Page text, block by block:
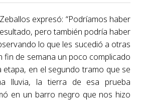
expresó: “Podríamos haber
pero también podría haber
lo que les sucedió a otras
fin de semana un poco complicado
etapa, en el segundo tramo que se
lluvia, la tierra de esa prueba
en un barro negro que nos hizo